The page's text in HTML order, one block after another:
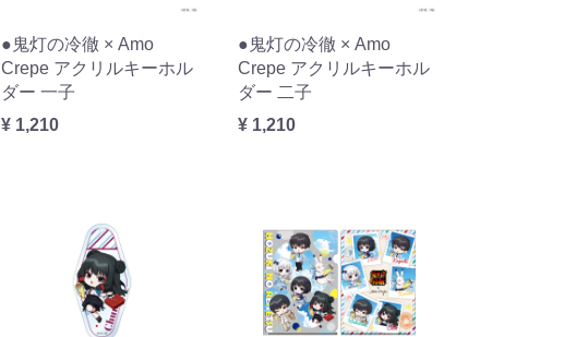
●鬼灯の冷徹 × Amo
Crepe アクリルキーホル
ダー 一子
¥ 1,210
●鬼灯の冷徹 × Amo
Crepe アクリルキーホル
ダー 二子
¥ 1,210